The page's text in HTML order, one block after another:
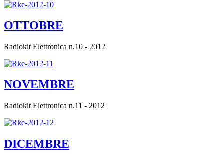
OTTOBRE
Radiokit Elettronica n.10 - 2012
NOVEMBRE
Radiokit Elettronica n.11 - 2012
DICEMBRE